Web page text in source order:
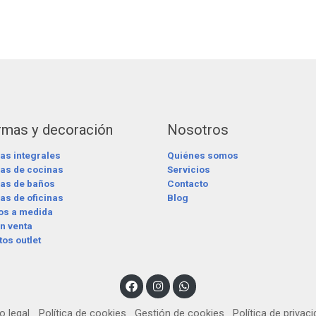
y decoración
integrales
de cocinas
de baños
de oficinas
a medida
venta
outlet
Nosotros
Quiénes somos
Servicios
Contacto
Blog
legal Política de cookies Gestión de cookies Política de